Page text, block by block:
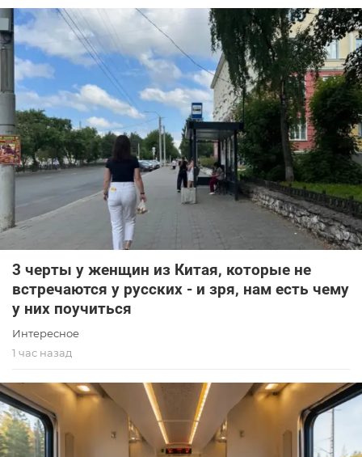
3 черты у женщин из Китая, которые не
встречаются у русских - и зря, нам есть чему
у них поучиться
Интересное
1 час назад